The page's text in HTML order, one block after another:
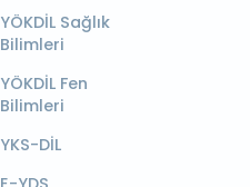
YÖKDİL Sağlık
Bilimleri
YÖKDİL Fen
Bilimleri
YKS-DİL